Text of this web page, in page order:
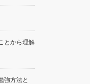
とから理解
強方法と